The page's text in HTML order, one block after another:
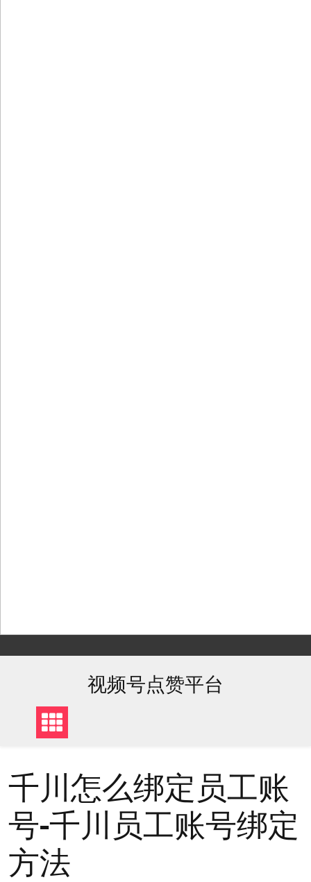
to
视频号点赞平台
千川怎么绑定员工账
号-千川员工账号绑定
方法